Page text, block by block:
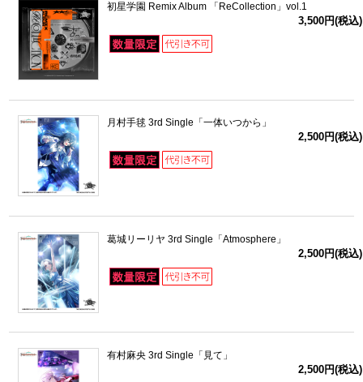
初星学園 Remix Album 「ReCollection」vol.1
3,500円(税込)
月村手毬 3rd Single「一体いつから」
2,500円(税込)
葛城リーリヤ 3rd Single「Atmosphere」
2,500円(税込)
有村麻央 3rd Single「見て」
2,500円(税込)